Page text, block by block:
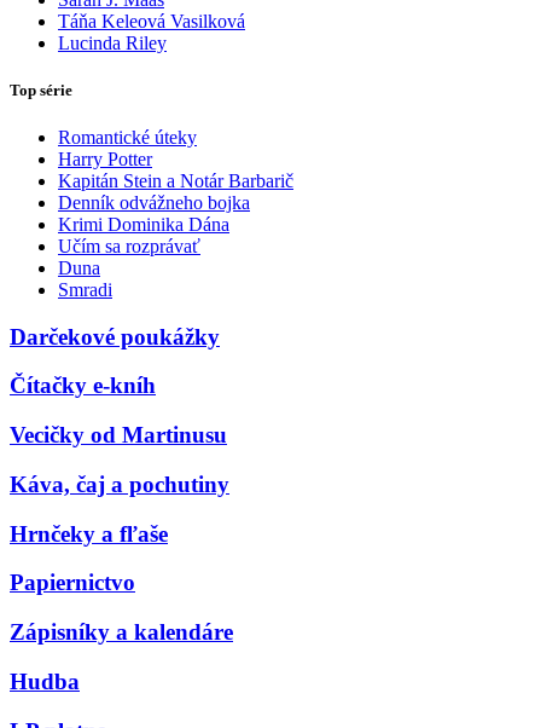
Táňa Keleová Vasilková
Lucinda Riley
Top série
Romantické úteky
Harry Potter
Kapitán Stein a Notár Barbarič
Denník odvážneho bojka
Krimi Dominika Dána
Učím sa rozprávať
Duna
Smradi
Darčekové poukážky
Čítačky e-kníh
Vecičky od Martinusu
Káva, čaj a pochutiny
Hrnčeky a fľaše
Papiernictvo
Zápisníky a kalendáre
Hudba